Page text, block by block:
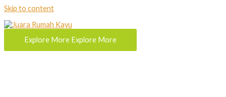
Skip to content
Explore More Explore More